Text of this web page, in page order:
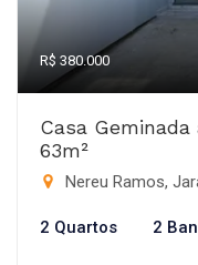
R$ 380.000
Casa
63m²
Nereu Ramos,
2 Quartos 2